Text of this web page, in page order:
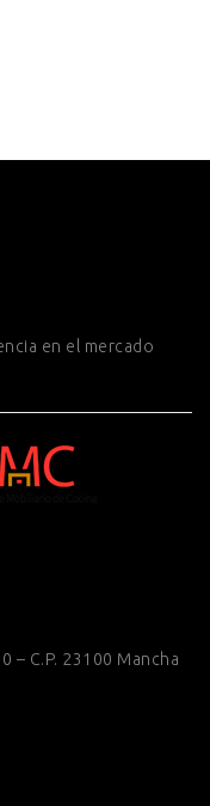
en el mercado
– C.P. 23100 Mancha